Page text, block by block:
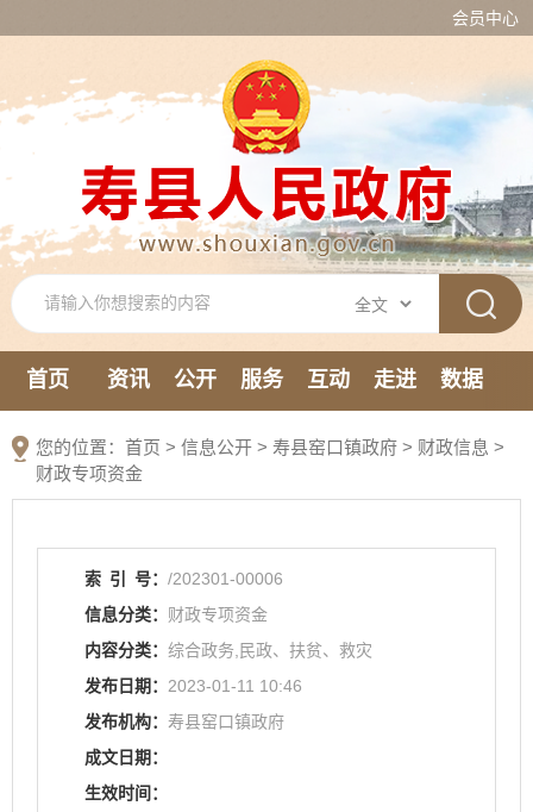
会员中心
首页 资讯 公开 服务 互动 走进
数据
您的位置： 首页 > 信息公开 > 寿县窑口镇政府 > 财政信息 >
财政专项资金
索 引 号： /202301-00006
信息分类： 财政专项资金
内容分类： 综合政务,民政、扶贫、救灾
发布日期： 2023-01-11 10:46
发布机构： 寿县窑口镇政府
成文日期：
生效时间：